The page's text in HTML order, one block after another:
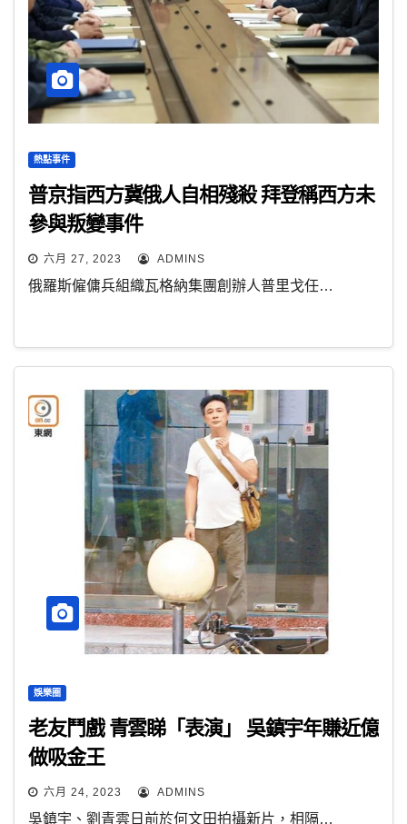
熱點事件
普京指西方冀俄人自相殘殺 拜登稱西方未
參與叛變事件
六月 27, 2023 ADMINS
俄羅斯僱傭兵組織瓦格納集團創辦人普里戈任…
娛樂圈
老友鬥戲 青雲睇「表演」 吳鎮宇年賺近億
做吸金王
六月 24, 2023 ADMINS
吳鎮宇、劉青雲日前於何文田拍攝新片，相隔…